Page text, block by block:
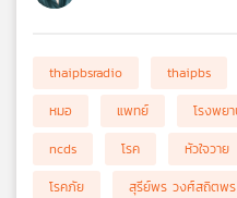
thaipbsradio thaipbs
หมอ
แพทย์ โรงพย
ncds
โรค หัวใจวาย
โรคภัย
สุรีย์พร วงศ์สถิตพร